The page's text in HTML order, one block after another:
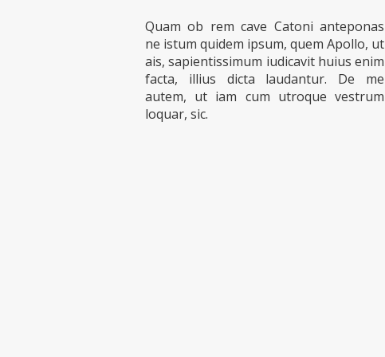
Quam ob rem cave Catoni anteponas
ne istum quidem ipsum, quem Apollo, ut
ais, sapientissimum iudicavit huius enim
facta, illius dicta laudantur. De me
autem, ut iam cum utroque vestrum
loquar, sic.